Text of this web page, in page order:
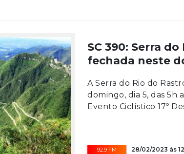
SC 390: Serra
fechada neste
A Serra do Rio do
domingo, dia 5, das 5h
Evento Ciclístico 17º
92.9 FM 28/02/2023 às